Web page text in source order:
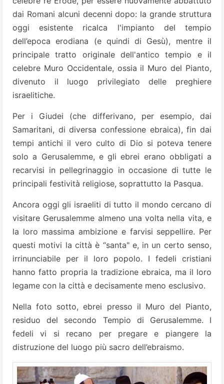
dai Romani alcuni decenni dopo: la grande struttura
oggi esistente ricalca l'impianto del tempio
dell’epoca erodiana (e quindi di Gesù), mentre il
principale tratto originale dell'antico tempio e il
celebre Muro Occidentale, ossia il Muro del Pianto,
divenuto il luogo privilegiato delle preghiere
israelitiche.
Per i Giudei (che differivano, per esempio, dai
Samaritani, di diversa confessione ebraica), fin dai
tempi antichi il vero culto di Dio si poteva tenere
solo a Gerusalemme, e gli ebrei erano obbligati a
recarvisi in pellegrinaggio in occasione di tutte le
principali festività religiose, soprattutto la Pasqua.
Ancora oggi gli israeliti di tutto il mondo cercano di
visitare Gerusalemme almeno una volta nella vita, e
la loro massima ambizione e farvisi seppellire. Per
questi motivi la città è “santa" e, in un certo senso,
irrinunciabile per il loro popolo. I fedeli cristiani
hanno fatto propria la tradizione ebraica, ma il loro
legame con la città e decisamente meno esclusivo.
Nella foto sotto, ebrei presso il Muro del Pianto,
residuo del secondo Tempio di Gerusalemme. I
fedeli vi si recano per pregare e piangere la
distruzione del luogo più sacro dell’ebraismo.